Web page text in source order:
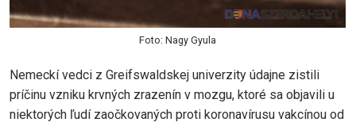
Foto: Nagy Gyula
Nemeckí vedci z Greifswaldskej univerzity údajne zistili
príčinu vzniku krvných zrazenín v mozgu, ktoré sa objavili u
niektorých ľudí zaočkovaných proti koronavírusu vakcínou od